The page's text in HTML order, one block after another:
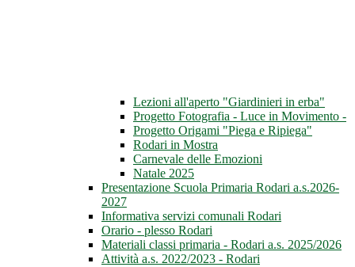
Lezioni all'aperto "Giardinieri in erba"
Progetto Fotografia - Luce in Movimento -
Progetto Origami "Piega e Ripiega"
Rodari in Mostra
Carnevale delle Emozioni
Natale 2025
Presentazione Scuola Primaria Rodari a.s.2026-
2027
Informativa servizi comunali Rodari
Orario - plesso Rodari
Materiali classi primaria - Rodari a.s. 2025/2026
Attività a.s. 2022/2023 - Rodari